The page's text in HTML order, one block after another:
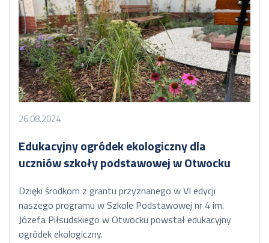
26.08.2024
Edukacyjny ogródek ekologiczny dla
uczniów szkoły podstawowej w Otwocku
Dzięki środkom z grantu przyznanego w VI edycji
naszego programu w Szkole Podstawowej nr 4 im.
Józefa Piłsudskiego w Otwocku powstał edukacyjny
ogródek ekologiczny.